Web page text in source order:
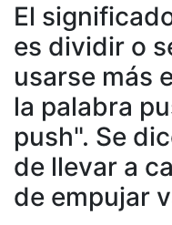
El
es dividir o
usarse más
la palabra
push". Se
de llevar a
de empujar